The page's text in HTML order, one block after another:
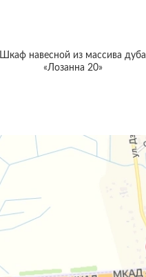
Шкаф навесной из массива дуба
«Лозанна 20»